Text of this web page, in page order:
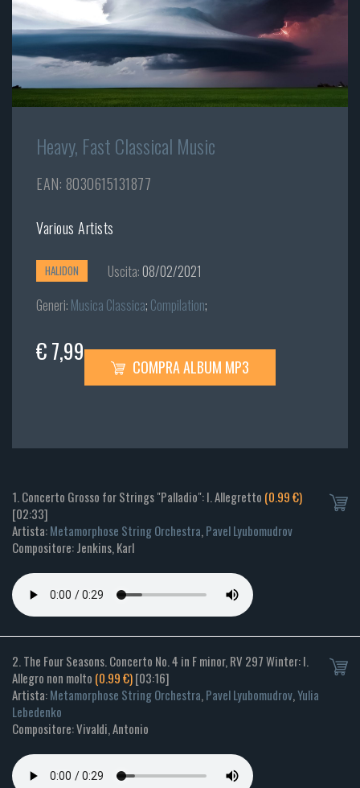
Heavy, Fast Classical Music
EAN: 8030615131877
Various Artists
HALIDON Uscita:08/02/2021
Generi: Musica Classica; Compilation;
€ 7,99
COMPRA ALBUM MP3
1. Concerto Grosso for Strings "Palladio": I. Allegretto (0.99 €)
[02:33]
Artista:Metamorphose String Orchestra,Pavel Lyubomudrov
Compositore: Jenkins, Karl
2. The Four Seasons. Concerto No. 4 in F minor, RV 297 Winter: I.
Allegro non molto (0.99 €)[03:16]
Artista:Metamorphose String Orchestra,Pavel Lyubomudrov,Yulia
Lebedenko
Compositore: Vivaldi, Antonio